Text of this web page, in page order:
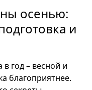
осенью:
и
год – весной и
благоприятнее.